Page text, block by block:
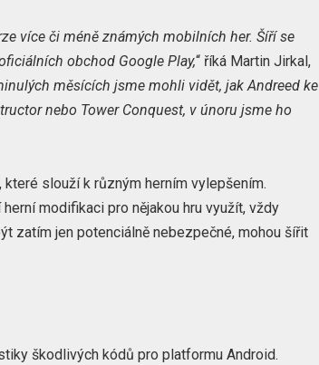
více či méně známých mobilních her. Šíří se
obchod Google Play,“ říká Martin Jirkal,
měsících jsme mohli vidět, jak Andreed ke
nebo Tower Conquest, v únoru jsme ho
slouží k různým herním vylepšením.
modifikaci pro nějakou hru využít, vždy
zatím jen potenciálně nebezpečné, mohou šířit
škodlivých kódů pro platformu Android.